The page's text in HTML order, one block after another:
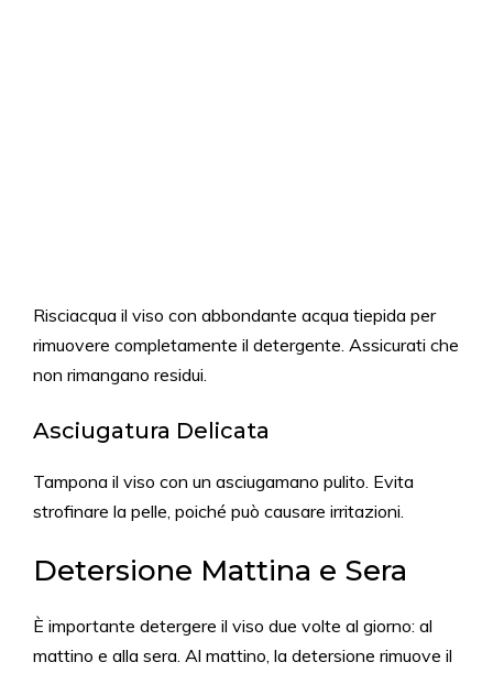
Risciacqua il viso con abbondante acqua tiepida per
rimuovere completamente il detergente. Assicurati che
non rimangano residui.
Asciugatura Delicata
Tampona il viso con un asciugamano pulito. Evita
strofinare la pelle, poiché può causare irritazioni.
Detersione Mattina e Sera
È importante detergere il viso due volte al giorno: al
mattino e alla sera. Al mattino, la detersione rimuove il